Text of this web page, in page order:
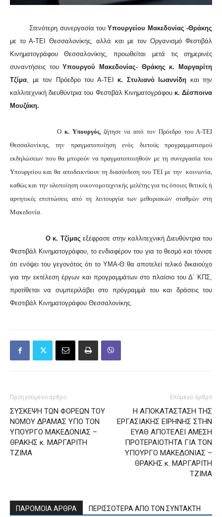
Στενότερη συνεργασία τουΥπουργείου Μακεδονίας -Θράκης
με το Α-ΤΕΙ Θεσσαλονίκης, αλλά και με τον Οργανισμό Φεστιβάλ
Κινηματογράφου Θεσσαλονίκης, προωθείται μετά τις σημερινές
συναντήσεις τουΥπουργού Μακεδονίας- Θράκης κ. Μαργαρίτη
Τζίμα, με τον Πρόεδρο του Α-ΤΕΙ κ. Στυλιανό Ιωαννίδη και την
καλλιτεχνική διευθύντρια του Φεστιβάλ Κινηματογράφου κ. Δέσποινα
Μουζάκη.
Ο κ. Υπουργός, ζήτησε να από τον Πρόεδρο του Α-ΤΕΙ
Θεσσαλονίκης, την πραγματοποίηση ενός διετούς προγραμματισμού
εκδηλώσεων που θα μπορούν να πραγματοποιηθούν με τη συνεργασία του
Υπουργείου και θα αποδεικνύουν τη διασύνδεση του ΤΕΙ με την κοινωνία,
καθώς και την υλοποίηση οικονομοτεχνικής μελέτης για τις όποιες θετικές ή
αρνητικές επιπτώσεις από τη λειτουργία των μεθοριακών σταθμών στη
Μακεδονία.
Ο κ. Τζίμαςεξέφρασε στην καλλιτεχνική Διευθύντρια του
Φεστιβάλ Κινηματογράφου, το ενδιαφέρον του για το θεσμό και τόνισε
ότι ενόψει του γεγονότος ότι το ΥΜΑ-Θ θα αποτελεί τελικό δικαιούχο
για την εκτέλεση έργων και προγραμμάτων στο πλαίσιο του Δ´ ΚΠΣ,
προτίθεται να συμπεριλάβει στο πρόγραμμά του και δράσεις του
Φεστιβάλ Κινηματογράφου Θεσσαλονίκης.
Προηγούμενο άρθρο
ΣΥΣΚΕΨΗ ΤΩΝ ΦΟΡΕΩΝ ΤΟΥ
ΝΟΜΟΥ ΔΡΑΜΑΣ ΥΠΟ ΤΟΝ
ΥΠΟΥΡΓΟ ΜΑΚΕΔΟΝΙΑΣ –
ΘΡΑΚΗΣ κ. ΜΑΡΓΑΡΙΤΗ
ΤΖΙΜΑ
Επόμενο άρθρο
Η ΑΠΟΚΑΤΑΣΤΑΣΗ ΤΗΣ
ΕΡΓΑΣΙΑΚΗΣ ΕΙΡΗΝΗΣ ΣΤΗΝ
ΕΥΑΘ ΑΠΟΤΕΛΕΙ ΑΜΕΣΗ
ΠΡΟΤΕΡΑΙΟΤΗΤΑ ΓΙΑ ΤΟΝ
ΥΠΟΥΡΓΟ ΜΑΚΕΔΟΝΙΑΣ –
ΘΡΑΚΗΣ κ. ΜΑΡΓΑΡΙΤΗ
ΤΖΙΜΑ
ΠΑΡΟΜΟΙΑ ΑΡΘΡΑ ΠΕΡΙΣΣΟΤΕΡΑ ΑΠΟ ΤΟΝ ΣΥΝΤΑΚΤΗ